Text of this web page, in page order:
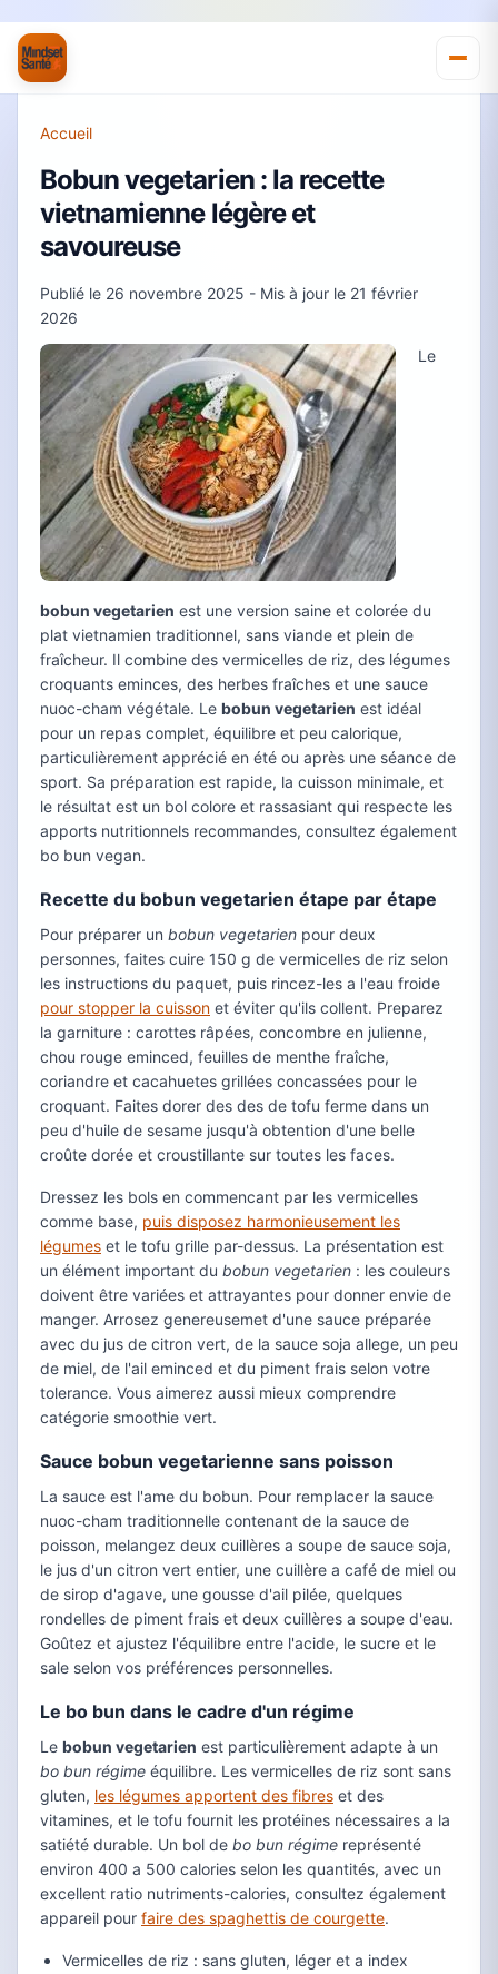
Accueil
Bobun vegetarien : la recette
vietnamienne légère et
savoureuse
Publié le 26 novembre 2025 - Mis à jour le 21 février
2026
Le
bobun vegetarien est une version saine et colorée du
plat vietnamien traditionnel, sans viande et plein de
fraîcheur. Il combine des vermicelles de riz, des légumes
croquants eminces, des herbes fraîches et une sauce
nuoc-cham végétale. Le bobun vegetarien est idéal
pour un repas complet, équilibre et peu calorique,
particulièrement apprécié en été ou après une séance de
sport. Sa préparation est rapide, la cuisson minimale, et
le résultat est un bol colore et rassasiant qui respecte les
apports nutritionnels recommandes, consultez également
bo bun vegan.
Recette du bobun vegetarien étape par étape
Pour préparer un bobun vegetarien pour deux
personnes, faites cuire 150 g de vermicelles de riz selon
les instructions du paquet, puis rincez-les a l'eau froide
pour stopper la cuisson et éviter qu'ils collent. Preparez
la garniture : carottes râpées, concombre en julienne,
chou rouge eminced, feuilles de menthe fraîche,
coriandre et cacahuetes grillées concassées pour le
croquant. Faites dorer des des de tofu ferme dans un
peu d'huile de sesame jusqu'à obtention d'une belle
croûte dorée et croustillante sur toutes les faces.
Dressez les bols en commencant par les vermicelles
comme base, puis disposez harmonieusement les
légumes et le tofu grille par-dessus. La présentation est
un élément important du bobun vegetarien : les couleurs
doivent être variées et attrayantes pour donner envie de
manger. Arrosez genereusemet d'une sauce préparée
avec du jus de citron vert, de la sauce soja allege, un peu
de miel, de l'ail eminced et du piment frais selon votre
tolerance. Vous aimerez aussi mieux comprendre
catégorie smoothie vert.
Sauce bobun vegetarienne sans poisson
La sauce est l'ame du bobun. Pour remplacer la sauce
nuoc-cham traditionnelle contenant de la sauce de
poisson, melangez deux cuillères a soupe de sauce soja,
le jus d'un citron vert entier, une cuillère a café de miel ou
de sirop d'agave, une gousse d'ail pilée, quelques
rondelles de piment frais et deux cuillères a soupe d'eau.
Goûtez et ajustez l'équilibre entre l'acide, le sucre et le
sale selon vos préférences personnelles.
Le bo bun dans le cadre d'un régime
Le bobun vegetarien est particulièrement adapte à un
bo bun régime équilibre. Les vermicelles de riz sont sans
gluten, les légumes apportent des fibres et des
vitamines, et le tofu fournit les protéines nécessaires a la
satiété durable. Un bol de bo bun régime représenté
environ 400 a 500 calories selon les quantités, avec un
excellent ratio nutriments-calories, consultez également
appareil pour faire des spaghettis de courgette.
Vermicelles de riz : sans gluten, léger et a index